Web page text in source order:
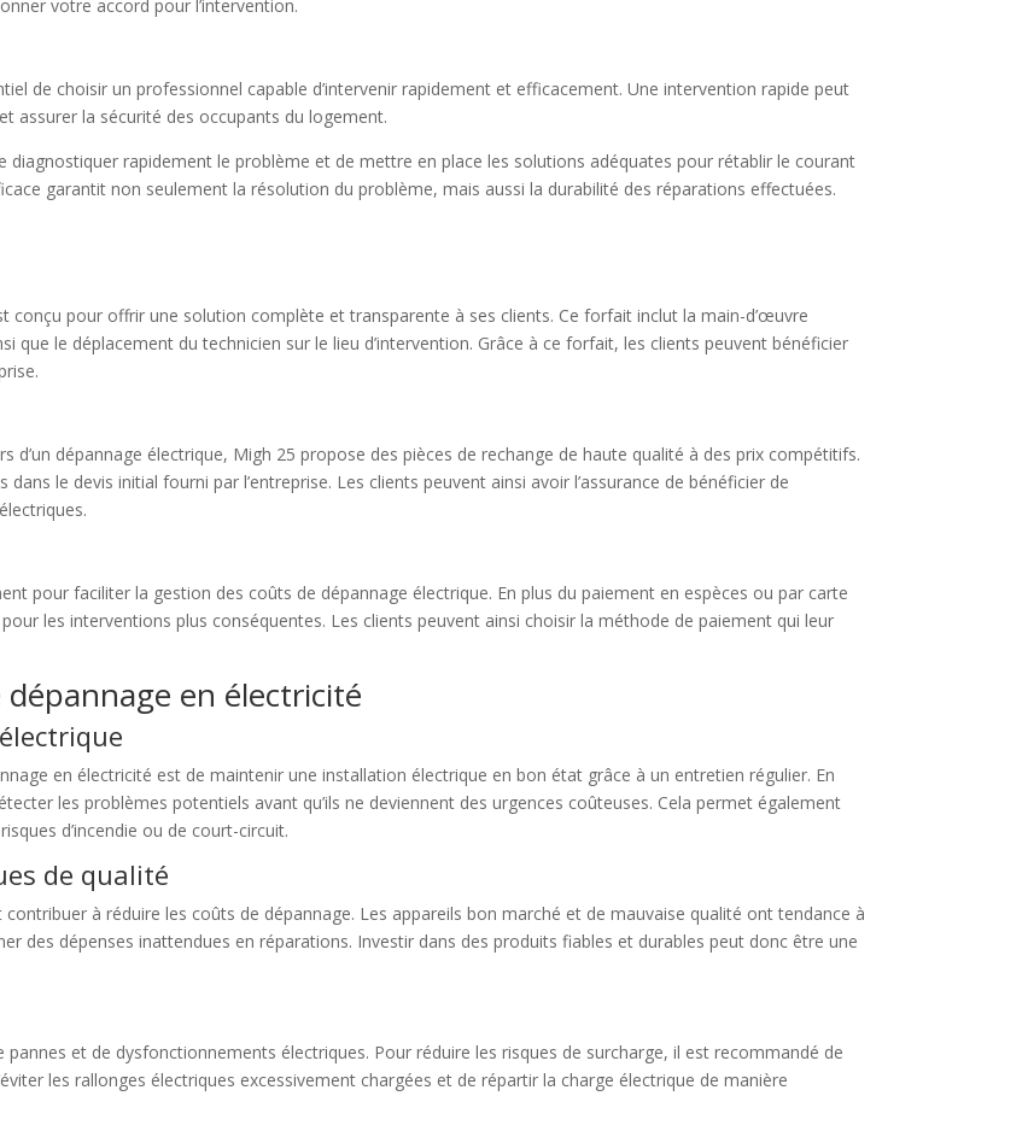
votre accord pour l’intervention.
de choisir un professionnel capable d’intervenir rapidement et efficacement. Une intervention rapide peut
assurer la sécurité des occupants du logement.
diagnostiquer rapidement le problème et de mettre en place les solutions adéquates pour rétablir le courant
garantit non seulement la résolution du problème, mais aussi la durabilité des réparations effectuées.
conçu pour offrir une solution complète et transparente à ses clients. Ce forfait inclut la main-d’œuvre
que le déplacement du technicien sur le lieu d’intervention. Grâce à ce forfait, les clients peuvent bénéficier
d’un dépannage électrique, Migh 25 propose des pièces de rechange de haute qualité à des prix compétitifs.
le devis initial fourni par l’entreprise. Les clients peuvent ainsi avoir l’assurance de bénéficier de
pour faciliter la gestion des coûts de dépannage électrique. En plus du paiement en espèces ou par carte
les interventions plus conséquentes. Les clients peuvent ainsi choisir la méthode de paiement qui leur
en électricité
en électricité est de maintenir une installation électrique en bon état grâce à un entretien régulier. En
les problèmes potentiels avant qu’ils ne deviennent des urgences coûteuses. Cela permet également
d’incendie ou de court-circuit.
de qualité
à réduire les coûts de dépannage. Les appareils bon marché et de mauvaise qualité ont tendance à
des dépenses inattendues en réparations. Investir dans des produits fiables et durables peut donc être une
et de dysfonctionnements électriques. Pour réduire les risques de surcharge, il est recommandé de
les rallonges électriques excessivement chargées et de répartir la charge électrique de manière